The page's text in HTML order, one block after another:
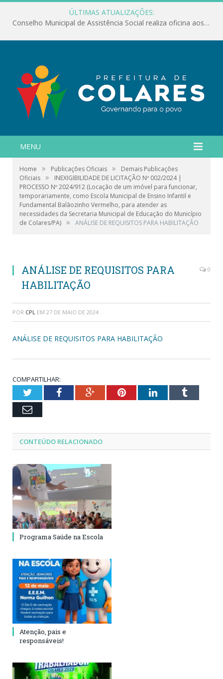
ÚLTIMAS ATUALIZAÇÕES:
Conselho Municipal de Assistência Social realiza oficina aos servidores
MENU
Home » Publicações Oficiais »
Demais Publicações
Oficiais »
INEXIGIBILIDADE DE LICITAÇÃO Nº 002/2024 |
PROCESSO Nº 2024/912 (Locação de um imóvel para funcionar,
temporariamente, como Escola Municipal de Ensino Infantil e
Fundamental Balãozinho Vermelho, para atender as
necessidades da Secretaria Municipal de Educação do Município
de Colares/PA) » ANÁLISE DE REQUISITOS PARA HABILITAÇÃO
ANÁLISE DE REQUISITOS PARA
HABILITAÇÃO
0
POR CPL EM 27 DE MAIO DE 2024
ANÁLISE DE REQUISITOS PARA HABILITAÇÃO
COMPARTILHAR:
TwitterFacebookGoogle+PinterestLinkedInTumblr
Email
CONTEÚDO RELACIONADO
Programa Saúde na Escola
Atenção, pais e
responsáveis!